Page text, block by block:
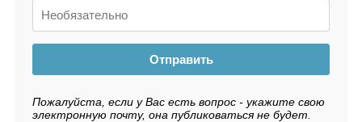
Отправить
Пожалуйста, если у Вас есть вопрос - укажите свою
электронную почту, она публиковаться не будет.